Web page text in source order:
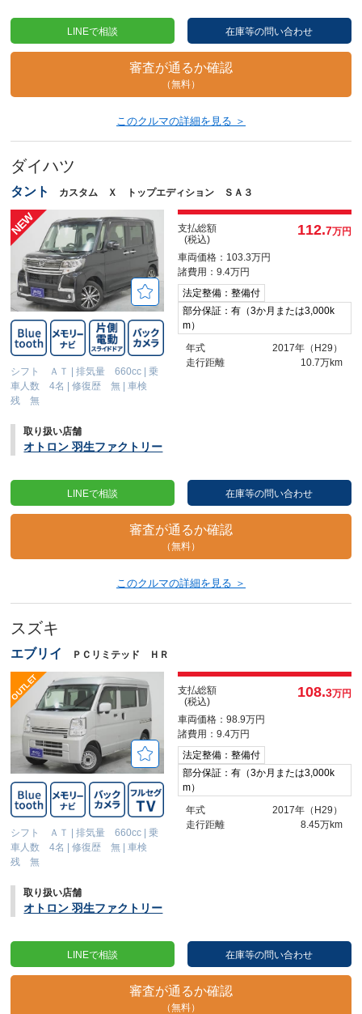
LINEで相談 在庫等の問い合わせ
審査が通るか確認
（無料）
このクルマの詳細を見る ＞
ダイハツ
タント カスタム Ｘ トップエディション ＳＡ３
シフト ＡＴ |排気量 660cc |乗
車人数 4名 |修復歴 無 |車検
残 無
支払総額
(税込)
112.7万円
車両価格：103.3万円
諸費用：9.4万円
法定整備：整備付
部分保証：有（3か月または3,000k
m）
年式
2017年（H29）
走行距離
10.7万km
取り扱い店舗
オトロン 羽生ファクトリー
LINEで相談 在庫等の問い合わせ
審査が通るか確認
（無料）
このクルマの詳細を見る ＞
スズキ
エブリイ ＰＣリミテッド ＨＲ
シフト ＡＴ |排気量 660cc |乗
車人数 4名
|修復歴 無 |車検
残 無
支払総額
(税込)
108.3万円
車両価格：98.9万円
諸費用：9.4万円
法定整備：整備付
部分保証：有（3か月または3,000k
m）
年式
2017年（H29）
走行距離
8.45万km
取り扱い店舗
オトロン 羽生ファクトリー
LINEで相談 在庫等の問い合わせ
審査が通るか確認
（無料）